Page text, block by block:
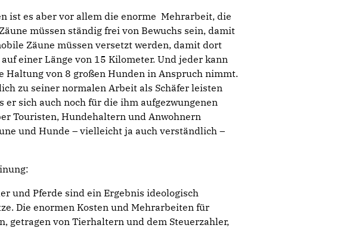
ist es aber vor allem die enorme Mehrarbeit, die
müssen ständig frei von Bewuchs sein, damit
Zäune müssen versetzt werden, damit dort
einer Länge von 15 Kilometer. Und jeder kann
Haltung von 8 großen Hunden in Anspruch nimmt.
zu seiner normalen Arbeit als Schäfer leisten
er sich auch noch für die ihm aufgezwungenen
Touristen, Hundehaltern und Anwohnern
und Hunde – vielleicht ja auch verständlich –
und Pferde sind ein Ergebnis ideologisch
Die enormen Kosten und Mehrarbeiten für
getragen von Tierhaltern und dem Steuerzahler,